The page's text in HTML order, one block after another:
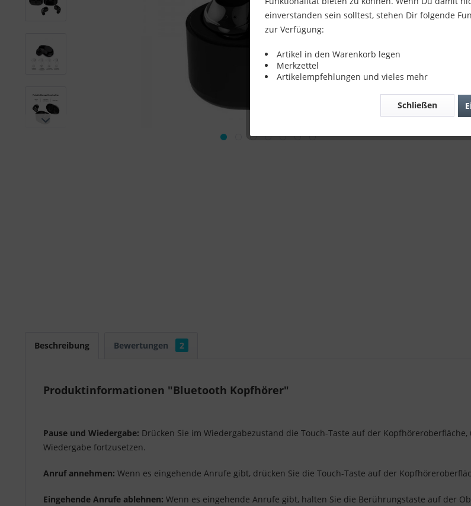
Beschreibung Bewertungen 2
Produktinformationen "Bluetooth Kopfhörer"
Pause und Wiedergabe: Drücken Sie im Wiedergabezustand die Touch-Taste auf der
Wiedergabe fortzusetzen.
Anruf annehmen: Wenn es eingehende Anrufe gibt, drücken Sie die Touch-Taste auf der
Eingehende Anrufe ablehnen: Wenn es eingehende Anrufe gibt, halten Sie die Berührungstaste auf der
einverstanden sein solltest, stehen Dir folgende
zur Verfügung:
Artikel in den Warenkorb legen
Merkzettel
Artikelempfehlungen und vieles mehr
Schließen